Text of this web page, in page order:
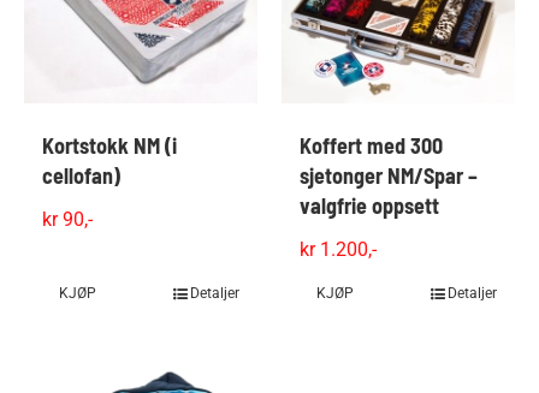
velges
på
produktsiden
Kortstokk NM (i
cellofan)
kr90,-
KJØP
flere
Detaljer
Koffert med 300
sjetonger NM/Spar –
valgfrie oppsett
kr1.200,-
KJØP Detaljer